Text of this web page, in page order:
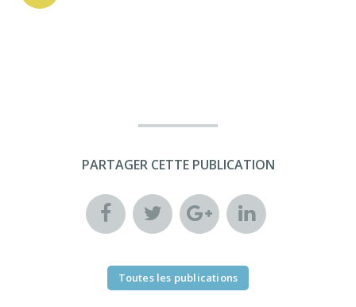
PARTAGER CETTE PUBLICATION
Toutes les publications